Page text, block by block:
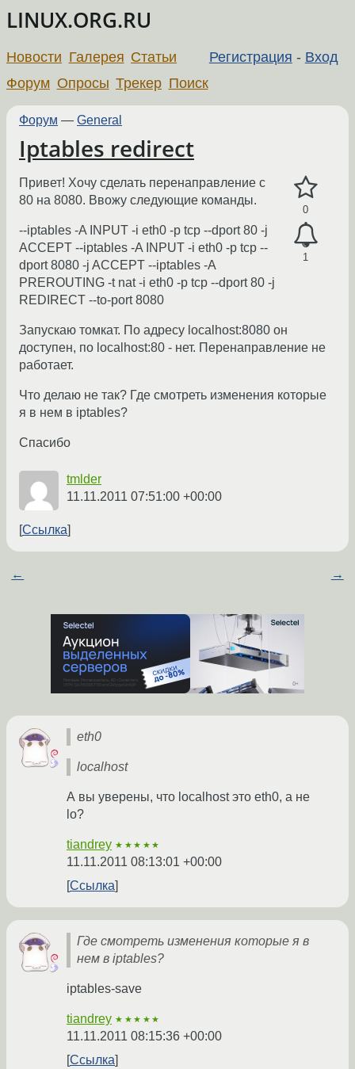
LINUX.ORG.RU
Регистрация - Вход
Новости Галерея Статьи
Форум Опросы Трекер Поиск
Форум — General
Iptables redirect
0
1
Привет! Хочу сделать перенаправление с
80 на 8080. Ввожу следующие команды.
--iptables -A INPUT -i eth0 -p tcp --dport 80 -j
ACCEPT --iptables -A INPUT -i eth0 -p tcp --
dport 8080 -j ACCEPT --iptables -A
PREROUTING -t nat -i eth0 -p tcp --dport 80 -j
REDIRECT --to-port 8080
Запускаю томкат. По адресу localhost:8080 он
доступен, по localhost:80 - нет. Перенаправление не
работает.
Что делаю не так? Где смотреть изменения которые
я в нем в iptables?
Спасибо
tmlder
11.11.2011 07:51:00 +00:00
Ссылка
← →
eth0
localhost
А вы уверены, что localhost это eth0, а не
lo?
tiandrey ★★★★★
11.11.2011 08:13:01 +00:00
Ссылка
Где смотреть изменения которые я в
нем в iptables?
iptables-save
tiandrey ★★★★★
11.11.2011 08:15:36 +00:00
Ссылка